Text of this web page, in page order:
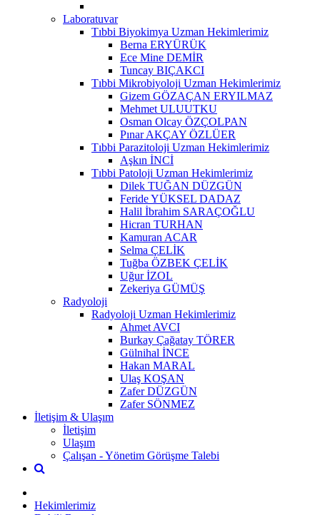
Laboratuvar
Tıbbi Biyokimya Uzman Hekimlerimiz
Berna ERYÜRÜK
Ece Mine DEMİR
Tuncay BIÇAKCI
Tıbbi Mikrobiyoloji Uzman Hekimlerimiz
Gizem GÖZAÇAN ERYILMAZ
Mehmet ULUUTKU
Osman Olcay ÖZÇOLPAN
Pınar AKÇAY ÖZLÜER
Tıbbi Parazitoloji Uzman Hekimlerimiz
Aşkın İNCİ
Tıbbi Patoloji Uzman Hekimlerimiz
Dilek TUĞAN DÜZGÜN
Feride YÜKSEL DADAZ
Halil İbrahim SARAÇOĞLU
Hicran TURHAN
Kamuran ACAR
Selma ÇELİK
Tuğba ÖZBEK ÇELİK
Uğur İZOL
Zekeriya GÜMÜŞ
Radyoloji
Radyoloji Uzman Hekimlerimiz
Ahmet AVCI
Burkay Çağatay TÖRER
Gülnihal İNCE
Hakan MARAL
Ulaş KOŞAN
Zafer DÜZGÜN
Zafer SÖNMEZ
İletişim & Ulaşım
İletişim
Ulaşım
Çalışan - Yönetim Görüşme Talebi
Hekimlerimiz